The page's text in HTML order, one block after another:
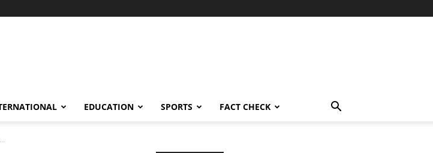
EDUCATION SPORTS FACT CHECK